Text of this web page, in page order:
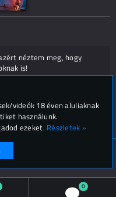
néztem meg, hogy
is!
(
0
impresszum
videók 18 éven aluliaknak
használunk.
ezeket. Részletek »